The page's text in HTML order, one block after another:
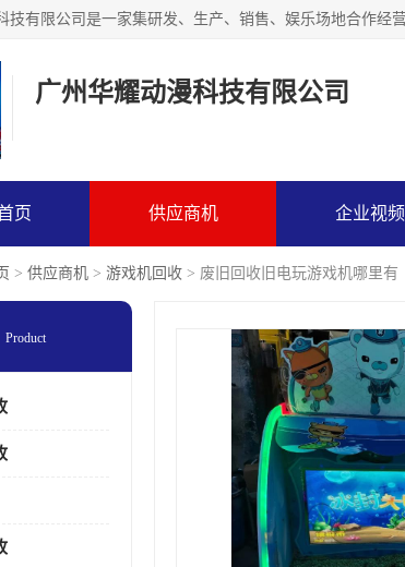
广州华耀动漫科技有限公司
页 供应商机 企业视频
> 供应商机 > 游戏机回收 > 废旧回收旧电玩游戏机哪里有
Product